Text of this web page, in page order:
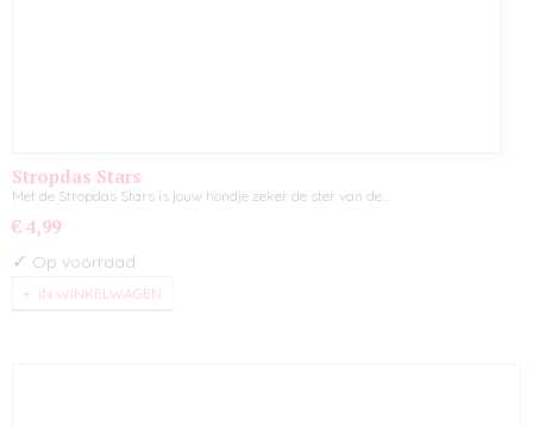
Stropdas Stars
Met de Stropdas Stars is jouw hondje zeker de ster van de…
€ 4,99
✓ Op voorraad
IN WINKELWAGEN